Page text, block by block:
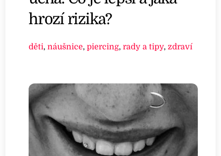
hrozí rizika?
děti,náušnice,piercing,rady a tipy,zdraví